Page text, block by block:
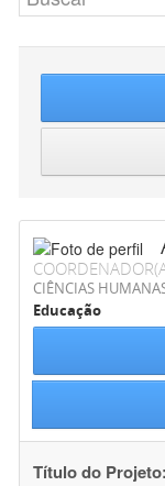
CIÊNCIAS
Educação
Título do Projeto: